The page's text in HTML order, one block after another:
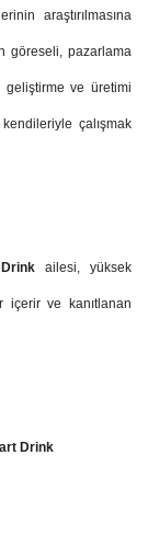
araştırılmasına
göreseli, pazarlama
ve üretimi
çalışmak
ailesi, yüksek
içerir ve kanıtlanan
Drink